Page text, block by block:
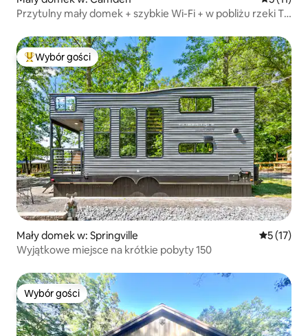
Przytulny mały domek + szybkie Wi-Fi + w pobliżu rzeki TN
Najpopularniejsze z kategorii Wybór gości
Wybór gości
Mały domek w: Springville Średnia
5 (17)
Wyjątkowe miejsce na krótkie pobyty 150
Wybór gości
Wybór gości